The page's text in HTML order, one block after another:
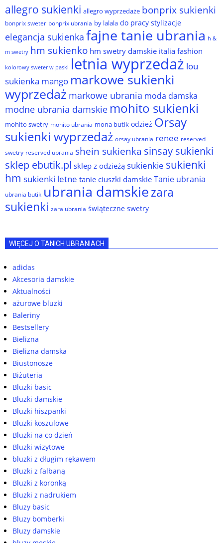
allegro sukienki allegro wyprzedaże bonprix sukienki
bonprix sweter bonprix ubrania by lalala do pracy stylizacje
elegancja sukienka fajne tanie ubrania h &
m swetry hm sukienko hm swetry damskie italia fashion
kolorowy sweter w paski letnia wyprzedaż lou
sukienka mango markowe sukienki
wyprzedaż markowe ubrania moda damska
modne ubrania damskie mohito sukienki
mohito swetry mohito ubrania mona butik odzież Orsay
sukienki wyprzedaż orsay ubrania renee reserved
swetry reserved ubrania shein sukienka sinsay sukienki
sklep ebutik.pl sklep z odzieżą sukienkie sukienki
hm sukienki letne tanie ciuszki damskie Tanie ubrania
ubrania butik ubrania damskiezara
sukienki zara ubrania świąteczne swetry
WIĘCEJ O TANICH UBRANIACH
adidas
Akcesoria damskie
Aktualności
ażurowe bluzki
Baleriny
Bestsellery
Bielizna
Bielizna damska
Biustonosze
Biżuteria
Bluzki basic
Bluzki damskie
Bluzki hiszpanki
Bluzki koszulowe
Bluzki na co dzień
Bluzki wizytowe
bluzki z długim rękawem
Bluzki z falbaną
Bluzki z koronką
Bluzki z nadrukiem
Bluzy basic
Bluzy bomberki
Bluzy damskie